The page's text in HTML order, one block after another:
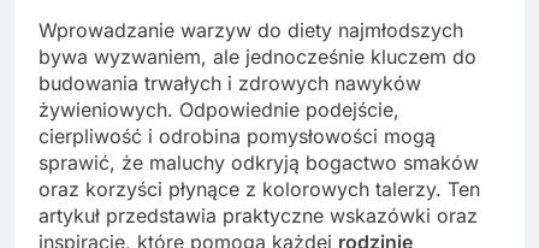
Wprowadzanie warzyw do diety najmłodszych
bywa wyzwaniem, ale jednocześnie kluczem do
budowania trwałych i zdrowych nawyków
żywieniowych. Odpowiednie podejście,
cierpliwość i odrobina pomysłowości mogą
sprawić, że maluchy odkryją bogactwo smaków
oraz korzyści płynące z kolorowych talerzy. Ten
artykuł przedstawia praktyczne wskazówki oraz
inspiracje, które pomogą każdej rodzinie